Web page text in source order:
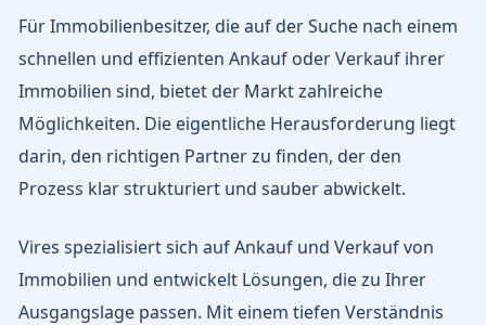
Für Immobilienbesitzer, die auf der Suche nach einem
schnellen und effizienten Ankauf oder Verkauf ihrer
Immobilien sind, bietet der Markt zahlreiche
Möglichkeiten. Die eigentliche Herausforderung liegt
darin, den richtigen Partner zu finden, der den
Prozess klar strukturiert und sauber abwickelt.
Vires spezialisiert sich auf Ankauf und Verkauf von
Immobilien und entwickelt Lösungen, die zu Ihrer
Ausgangslage passen. Mit einem tiefen Verständnis